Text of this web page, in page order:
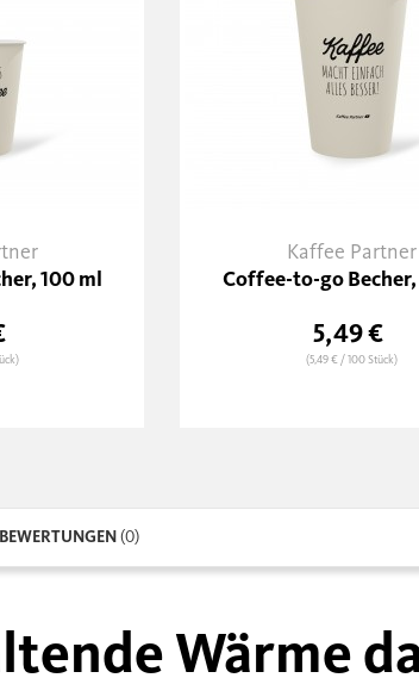
100 ml
Kaffee Partner
Coffee-to-go Becher,
5,49 €
(5,49 €/ 100 Stück)
(0)
Wärme